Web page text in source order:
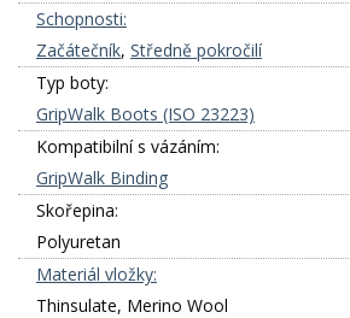
Schopnosti:
Začátečník, Středně pokročilí
Typ boty:
GripWalk Boots (ISO 23223)
Kompatibilní s vázáním:
GripWalk Binding
Skořepina:
Polyuretan
Materiál vložky:
Thinsulate, Merino Wool